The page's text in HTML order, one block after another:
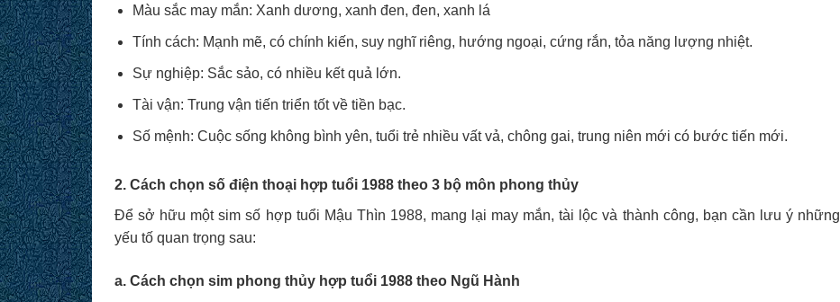
Màu sắc may mắn: Xanh dương, xanh đen, đen, xanh lá
Tính cách: Mạnh mẽ, có chính kiến, suy nghĩ riêng, hướng ngoại, cứng rắn, tỏa năng lượng nhiệt.
Sự nghiệp: Sắc sảo, có nhiều kết quả lớn.
Tài vận: Trung vận tiến triển tốt về tiền bạc.
Số mệnh: Cuộc sống không bình yên, tuổi trẻ nhiều vất vả, chông gai, trung niên mới có bước tiến mới.
2. Cách chọn số điện thoại hợp tuổi 1988 theo 3 bộ môn phong thủy
Để sở hữu một sim số hợp tuổi Mậu Thìn 1988, mang lại may mắn, tài lộc và thành công, bạn cần lưu ý những
yếu tố quan trọng sau:
a. Cách chọn sim phong thủy hợp tuổi 1988 theo Ngũ Hành